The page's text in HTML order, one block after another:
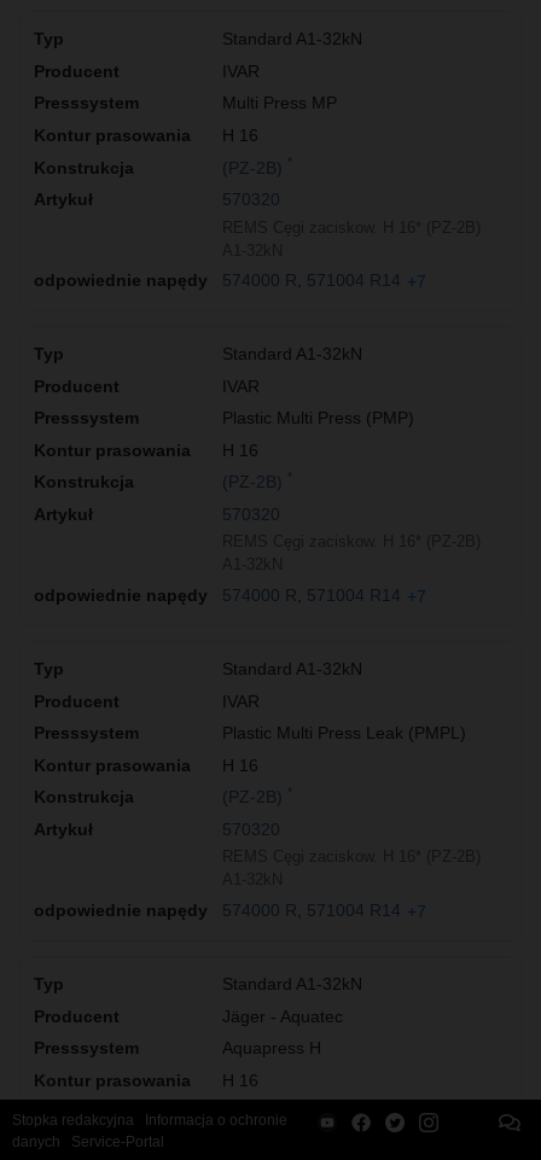
Standard A1-32kN
IVAR
Multi Press MP
H 16
(PZ-2B)
570320
574000 R 571004 R14 +7
Standard A1-32kN
IVAR
Plastic Multi Press (PMP)
H 16
(PZ-2B)
570320
574000 R 571004 R14 +7
Standard A1-32kN
IVAR
Plastic Multi Press Leak (PMPL)
H 16
(PZ-2B)
570320
574000 R 571004 R14 +7
Standard A1-32kN
Jäger - Aquatec
Aquapress H
H 16
(PZ-2B)
Stopka redakcyjna
Informacja o ochronie
danych
Service-Portal